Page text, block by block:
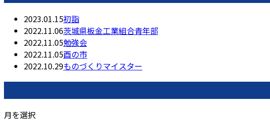
2023.01.15初詣
2022.11.06茨城県板金工業組合青年部
2022.11.05勉強会
2022.11.05酉の市
2022.10.29ものづくりマイスター
月を選択